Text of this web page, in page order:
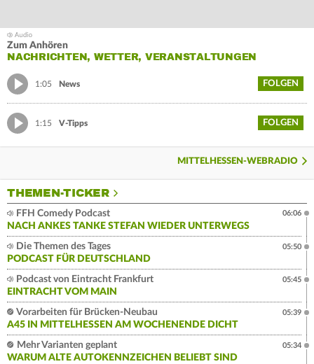
Zum Anhören
NACHRICHTEN, WETTER, VERANSTALTUNGEN
1:05 News FOLGEN
1:15 V-Tipps FOLGEN
MITTELHESSEN-WEBRADIO
THEMEN-TICKER
FFH Comedy Podcast
NACH ANKES TANKE STEFAN WIEDER UNTERWEGS
06:06
Die Themen des Tages
PODCAST FÜR DEUTSCHLAND
05:50
Podcast von Eintracht Frankfurt
EINTRACHT VOM MAIN
05:45
Vorarbeiten für Brücken-Neubau
A45 IN MITTELHESSEN AM WOCHENENDE DICHT
05:39
Mehr Varianten geplant
WARUM ALTE AUTOKENNZEICHEN BELIEBT SIND
05:34